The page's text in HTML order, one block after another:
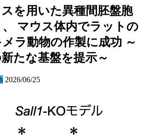
を用いた異種間胚盤胞
マウス体内でラットの
ラ動物の作製に成功 ～
たな基盤を提示～
2026/06/25